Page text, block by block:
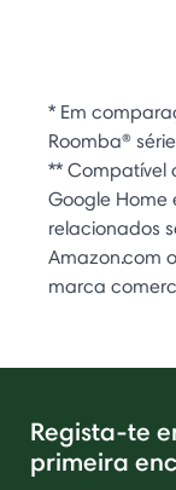
* Em
Roomba®
** Compatível
Google Home
relacionados
Amazon.com
marca
Regista-te
primeira